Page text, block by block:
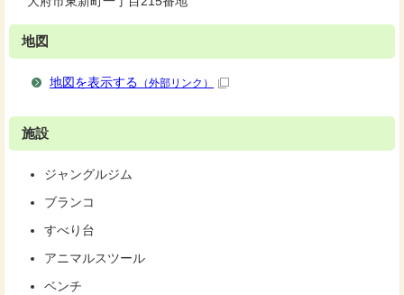
地図
地図を表示する （外部リンク）
施設
ジャングルジム
ブランコ
すべり台
アニマルスツール
ベンチ